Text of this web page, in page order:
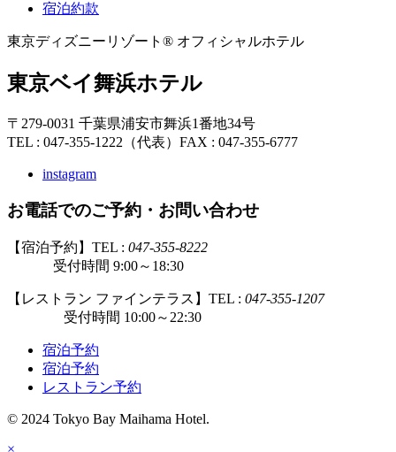
宿泊約款
東京ディズニーリゾート® オフィシャルホテル
東京ベイ舞浜ホテル
〒279-0031 千葉県浦安市舞浜1番地34号
TEL : 047-355-1222（代表） FAX : 047-355-6777
instagram
お電話でのご予約・お問い合わせ
【宿泊予約】TEL : 047-355-8222
受付時間 9:00～18:30
【レストラン ファインテラス】TEL : 047-355-1207
受付時間 10:00～22:30
宿泊予約
宿泊予約
レストラン予約
© 2024 Tokyo Bay Maihama Hotel.
×